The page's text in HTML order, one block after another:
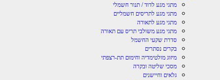
מתגי מגע לדוד / תנור חשמלי
מתגי מגע לתריסים חשמליים
מתגי מגע לתאורה
מתגי מגע משולבי תריס עם תאורה
סדרת שקעי החשמל
בקרים נסתרים
מיזוג מולטימדיה וחימום תת-רצפתי
מסכי שליטה ובקרה
גלאים וחיישנים